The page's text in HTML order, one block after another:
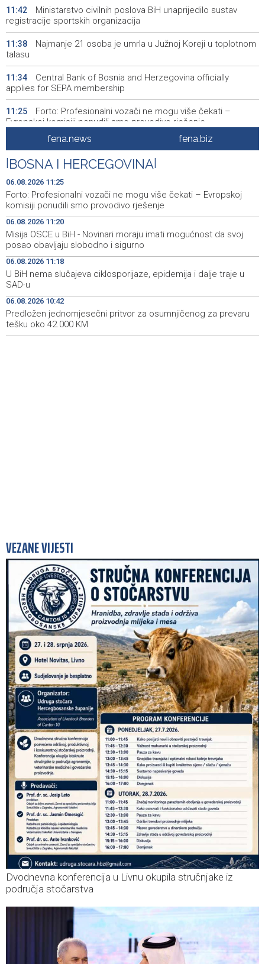
11:42
Ministarstvo civilnih poslova BiH unaprijedilo sustav
registracije sportskih organizacija
11:38
Najmanje 21 osoba je umrla u Južnoj Koreji u toplotnom
talasu
11:34
Central Bank of Bosnia and Herzegovina officially
applies for SEPA membership
11:25
Forto: Profesionalni vozači ne mogu više čekati –
Evropskoj komisiji ponudili smo provodivo rješenje
Misija OSCE u BiH - Novinari moraju imati mogućnost da
svoj posao obavljaju slobodno i sigurno
11:18
U BiH nema slučajeva ciklosporijaze, epidemija i dalje
traje u SAD-u
Ulysses obilježava završetak "Kralja Leara" nakon 26
sezona
11:07
Sjeverna Koreja ispalila neidentifikovani projektil prema
moru
11:00
Sunčano i vruće narednih dana, u popodnevnim
satima izgledni lokalni pljuskovi
10:48
Dvije bivše iranske nogometašice 'ponosne' na
dobijanje australskog državljanstva
fena.news fena.biz
BOSNA I HERCEGOVINA
06.08.2026 11:25
Forto: Profesionalni vozači ne mogu više čekati – Evropskoj
komisiji ponudili smo provodivo rješenje
06.08.2026 11:20
Misija OSCE u BiH - Novinari moraju imati mogućnost da svoj
posao obavljaju slobodno i sigurno
06.08.2026 11:18
U BiH nema slučajeva ciklosporijaze, epidemija i dalje traje u
SAD-u
06.08.2026 10:42
Predložen jednomjesečni pritvor za osumnjičenog za prevaru
tešku oko 42.000 KM
VEZANE VIJESTI
Dvodnevna konferencija u Livnu okupila stručnjake iz
područja stočarstva